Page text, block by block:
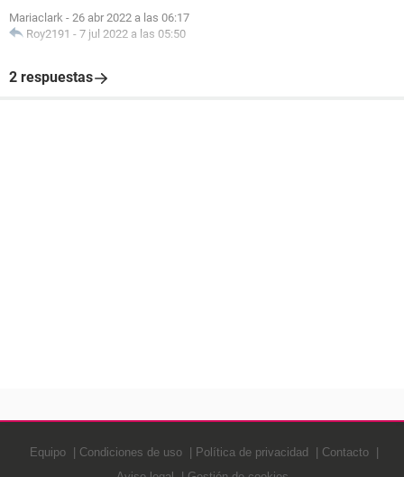
Mariaclark - 26 abr 2022 a las 06:17
Roy2191 - 7 jul 2022 a las 05:50
2 respuestas
Equipo Condiciones de uso Política de privacidad
Contacto